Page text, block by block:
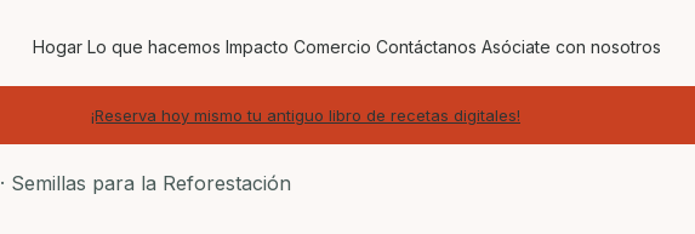
Hogar Lo que hacemos Impacto Comercio Contáctanos Asóciate con nosotros
Semillas para la Reforestación
¡Reserva hoy mismo tu antiguo libro de recetas digitales!